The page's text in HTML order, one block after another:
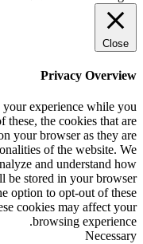
Close
Privacy Overview
experience while you
these, the cookies that are
your browser as they are
of the website. We
and understand how
be stored in your browser
option to opt-out of these
cookies may affect your
browsing experience.
Necessary